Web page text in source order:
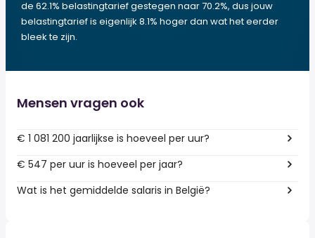
de 62.1% belastingtarief gestegen naar 70.2%, dus jouw
belastingtarief is eigenlijk 8.1% hoger dan wat het eerder
bleek te zijn.
Mensen vragen ook
€ 1 081 200 jaarlijkse is hoeveel per uur?
€ 547 per uur is hoeveel per jaar?
Wat is het gemiddelde salaris in België?